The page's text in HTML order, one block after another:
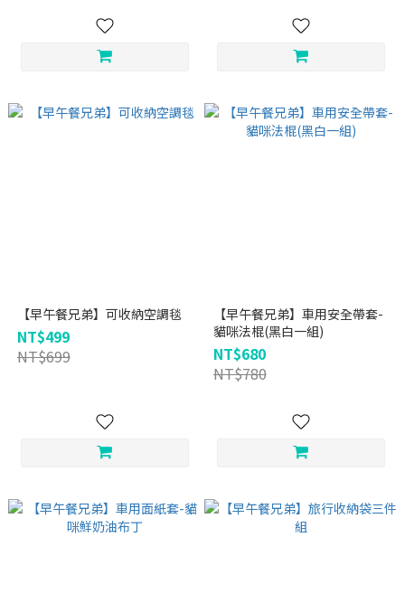
【早午餐兄弟】可收納空調毯
NT$499
NT$699
【早午餐兄弟】車用安全帶套-
貓咪法棍(黑白一組)
NT$680
NT$780